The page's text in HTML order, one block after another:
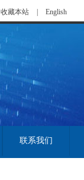
收藏本站 English
联系我们